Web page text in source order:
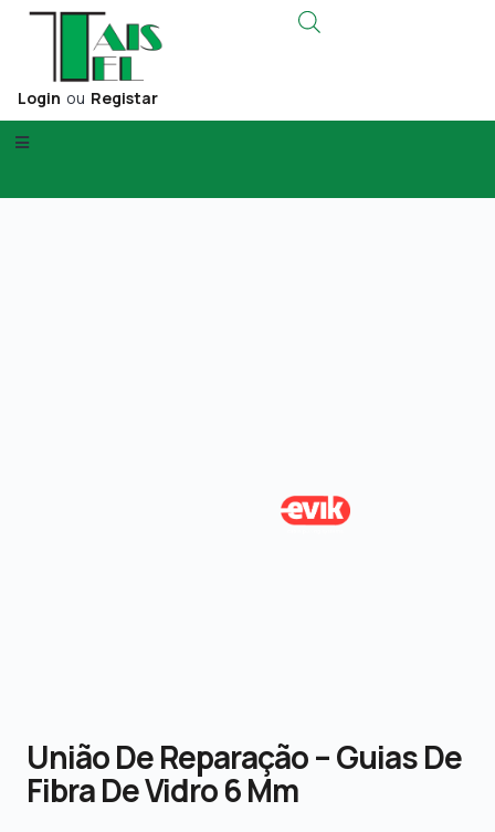
Login ou Registar
União De Reparação – Guias De
Fibra De Vidro 6 Mm